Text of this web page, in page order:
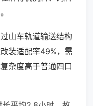
山车轨道输送结构
装适配率49%，需
杂度高于普通四口